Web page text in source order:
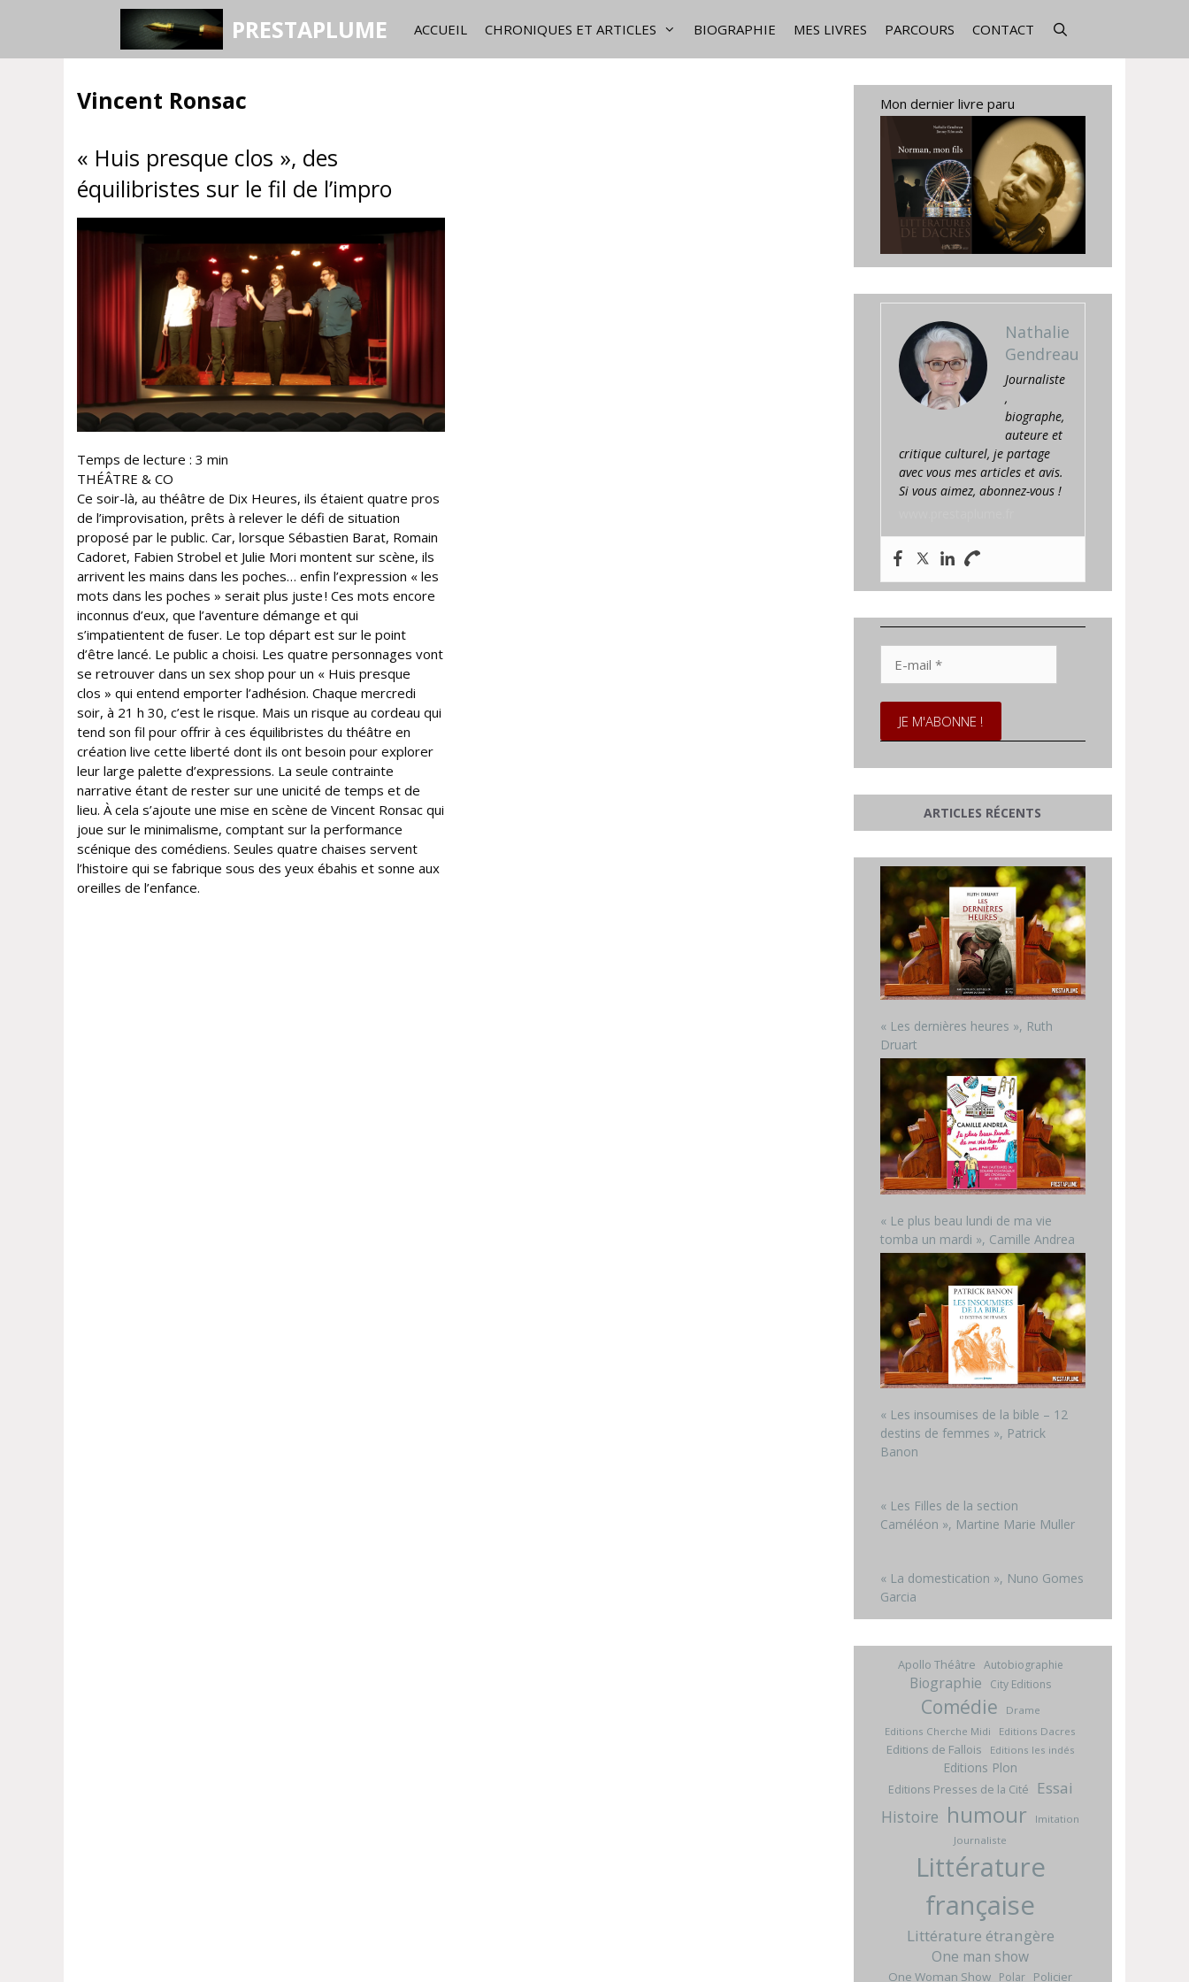
PRESTAPLUME ACCUEIL CHRONIQUES ET ARTICLES BIOGRAPHIE MES LIVRES PARCOURS CONTACT
Vincent Ronsac
« Huis presque clos », des
équilibristes sur le fil de l’impro
Temps de lecture : 3 min
THÉÂTRE & CO
Ce soir-là, au théâtre de Dix Heures, ils étaient quatre pros
de l’improvisation, prêts à relever le défi de situation
proposé par le public. Car, lorsque Sébastien Barat, Romain
Cadoret, Fabien Strobel et Julie Mori montent sur scène, ils
arrivent les mains dans les poches… enfin l’expression « les
mots dans les poches » serait plus juste ! Ces mots encore
inconnus d’eux, que l’aventure démange et qui
s’impatientent de fuser. Le top départ est sur le point
d’être lancé. Le public a choisi. Les quatre personnages vont
se retrouver dans un sex shop pour un « Huis presque
clos » qui entend emporter l’adhésion. Chaque mercredi
soir, à 21 h 30, c’est le risque. Mais un risque au cordeau qui
tend son fil pour offrir à ces équilibristes du théâtre en
création live cette liberté dont ils ont besoin pour explorer
leur large palette d’expressions. La seule contrainte
narrative étant de rester sur une unicité de temps et de
lieu. À cela s’ajoute une mise en scène de Vincent Ronsac qui
joue sur le minimalisme, comptant sur la performance
scénique des comédiens. Seules quatre chaises servent
l’histoire qui se fabrique sous des yeux ébahis et sonne aux
oreilles de l’enfance.
Mon dernier livre paru
Nathalie
Gendreau
Journaliste
,
biographe,
auteure et
critique culturel, je partage
avec vous mes articles et avis.
Si vous aimez, abonnez-vous !
mail
*
ARTICLES RÉCENTS
« Les dernières heures », Ruth
Druart
« Le plus beau lundi de ma vie
tomba un mardi », Camille Andrea
« Les insoumises de la bible – 12
destins de femmes », Patrick
Banon
« Les Filles de la section
Caméléon », Martine Marie Muller
« La domestication », Nuno Gomes
Garcia
Apollo Théâtre Autobiographie
Biographie City Editions
Comédie
Drame
Editions Cherche Midi
Editions Dacres
Editions de Fallois Editions les indés
Editions Plon
Editions Presses de la Cité Essai
Histoire humour
Imitation
Journaliste
Littérature
française
Littérature étrangère
One man show
One Woman Show Polar Policier